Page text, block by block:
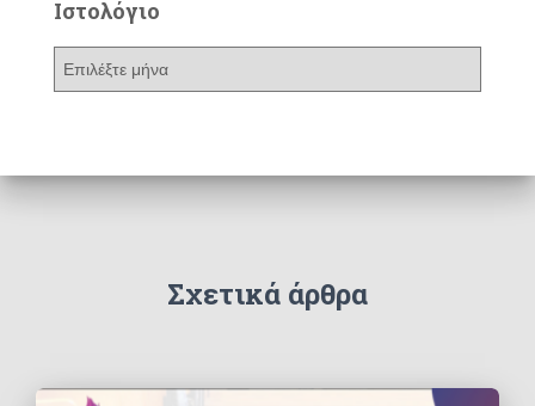
Ιστολόγιο
Σχετικά άρθρα